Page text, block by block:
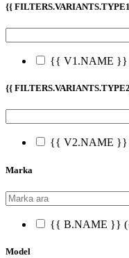
{{
{{ V1.NAME }}
{{
{{ V2.NAME }}
Marka
{{ B.NAME }}
Model